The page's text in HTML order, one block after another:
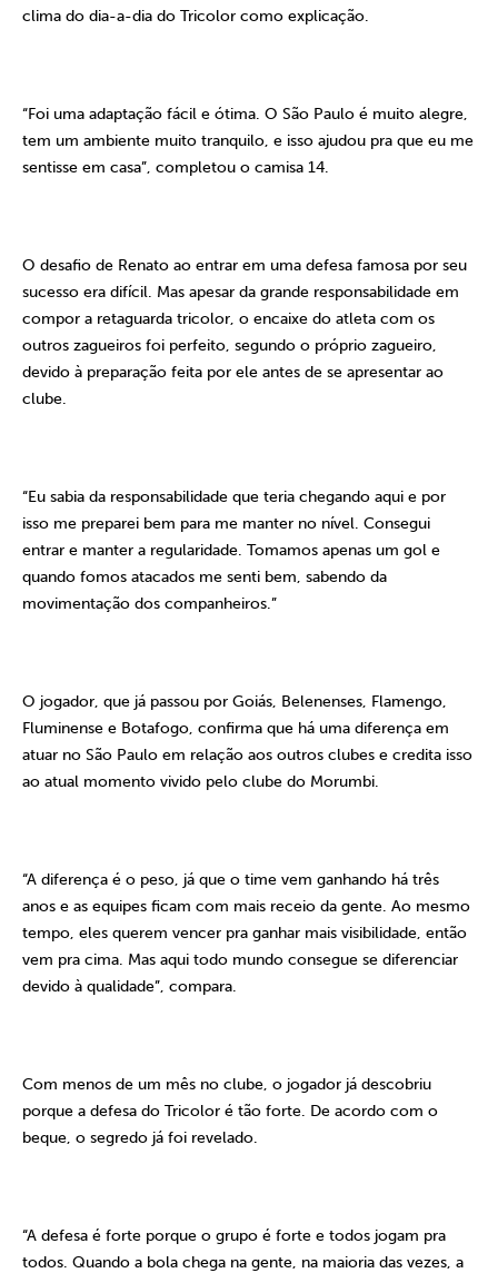
clima do dia-a-dia do Tricolor como explicação.
“Foi uma adaptação fácil e ótima. O São Paulo é muito alegre,
tem um ambiente muito tranquilo, e isso ajudou pra que eu me
sentisse em casa”, completou o camisa 14.
O desafio de Renato ao entrar em uma defesa famosa por seu
sucesso era difícil. Mas apesar da grande responsabilidade em
compor a retaguarda tricolor, o encaixe do atleta com os
outros zagueiros foi perfeito, segundo o próprio zagueiro,
devido à preparação feita por ele antes de se apresentar ao
clube.
“Eu sabia da responsabilidade que teria chegando aqui e por
isso me preparei bem para me manter no nível. Consegui
entrar e manter a regularidade. Tomamos apenas um gol e
quando fomos atacados me senti bem, sabendo da
movimentação dos companheiros.”
O jogador, que já passou por Goiás, Belenenses, Flamengo,
Fluminense e Botafogo, confirma que há uma diferença em
atuar no São Paulo em relação aos outros clubes e credita isso
ao atual momento vivido pelo clube do Morumbi.
“A diferença é o peso, já que o time vem ganhando há três
anos e as equipes ficam com mais receio da gente. Ao mesmo
tempo, eles querem vencer pra ganhar mais visibilidade, então
vem pra cima. Mas aqui todo mundo consegue se diferenciar
devido à qualidade”, compara.
Com menos de um mês no clube, o jogador já descobriu
porque a defesa do Tricolor é tão forte. De acordo com o
beque, o segredo já foi revelado.
“A defesa é forte porque o grupo é forte e todos jogam pra
todos. Quando a bola chega na gente, na maioria das vezes, a